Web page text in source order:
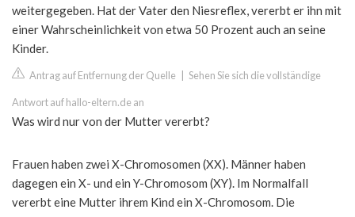
weitergegeben. Hat der Vater den Niesreflex, vererbt er ihn mit
einer Wahrscheinlichkeit von etwa 50 Prozent auch an seine
Kinder.
Antrag auf Entfernung der Quelle Sehen Sie sich die vollständige
Antwort auf hallo-eltern.de an
Was wird nur von der Mutter vererbt?
Frauen haben zwei X-Chromosomen (XX). Männer haben
dagegen ein X- und ein Y-Chromosom (XY). Im Normalfall
vererbt eine Mutter ihrem Kind ein X-Chromosom. Die